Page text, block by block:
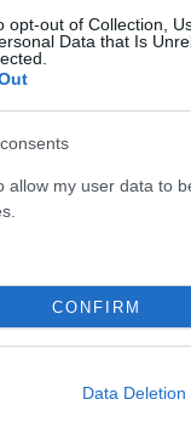
opt-out of Collection,
Data that Is
allow my user data to
CONFIRM
Data Deletion
Σοκ στην